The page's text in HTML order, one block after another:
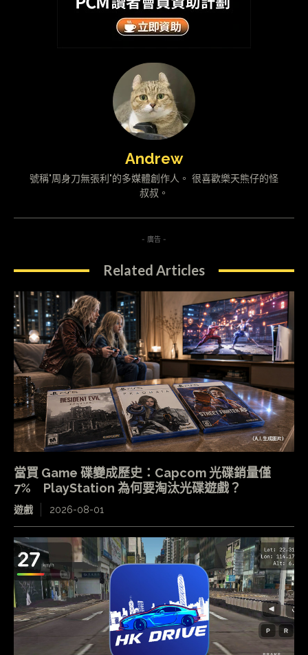
Andrew
號稱"周身刀無張利"的多媒體創作人。 很喜歡樂天熊仔的怪
叔叔。
- 廣告 -
Related Articles
當買 Game 碟變成歷史：Capcom 光碟銷量僅
7% PlayStation 為何要淘汰光碟遊戲？
遊戲 2026-08-01